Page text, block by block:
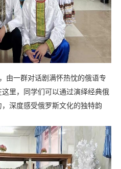
由一群对话剧满怀热忱的俄语专
里，
同学们可以通过演绎经典俄
深度感受俄罗斯文化的独特韵